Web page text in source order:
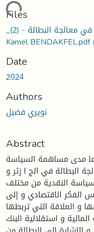
Files
_تقييم فعالية السياسة النقدية في معالجة البطالة - (2) -
Kamel BENDAKFEL.pdf
Date
2024
Authors
نويري فضيل
Abstract
مدى مساهمة السياسة
البطالة في الج ا زئر و
النقدية من مختلف
الفكر الاقتصادي و إلى
و العلاقة التي تربطها
و استقلالية البنك